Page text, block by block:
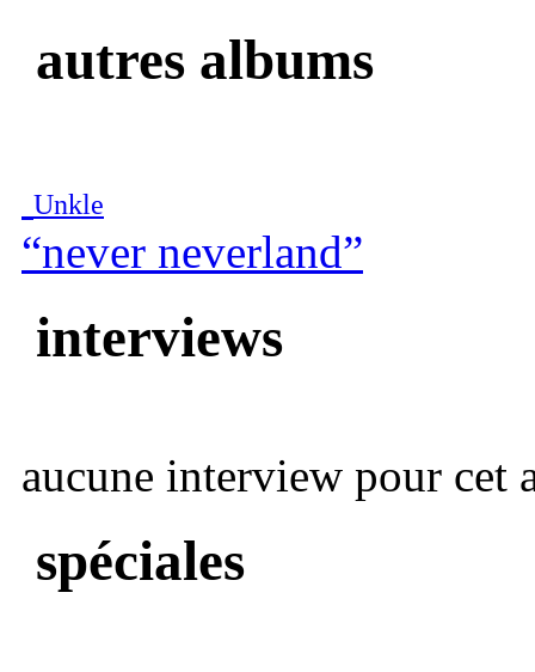
autres albums
Unkle
“never neverland”
interviews
aucune interview pour cet
spéciales